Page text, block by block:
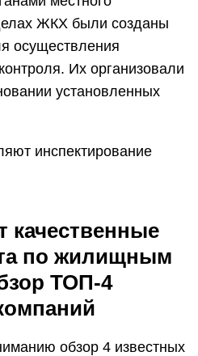
ЖКХ были созданы
осуществления
Их организовали
установленных
инспектирование
качественные
по жилищным
ТОП-4
обзор 4 известных